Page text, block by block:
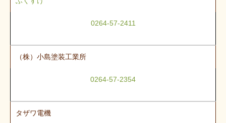
0264-57-2411
（株）小島塗装工業所
0264-57-2354
タザワ電機